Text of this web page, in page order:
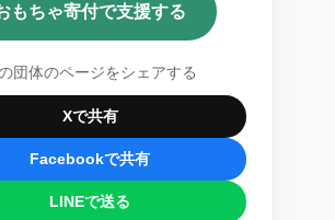
もちゃ寄付で支援する
団体のページをシェアする
Xで共有
Facebookで共有
LINEで送る